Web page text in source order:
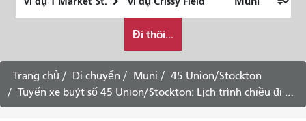
thúc
muốn
đi
du
lịch
như
Đi thôi...
Trang chủ Di chuyển Muni
45 Union/Stockton
Tuyến xe buýt số 45 Union/Stockton: Lịch trình chiều đi đến The Marina qua trung tâm thành phố.